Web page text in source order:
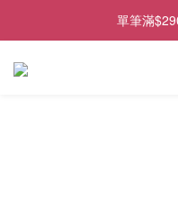
單筆滿
單筆滿
單筆滿